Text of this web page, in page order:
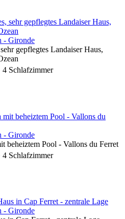
- Gironde
gepflegtes Landaiser Haus,
4 Schlafzimmer
- Gironde
beheiztem Pool - Vallons du Ferret
4 Schlafzimmer
- Gironde